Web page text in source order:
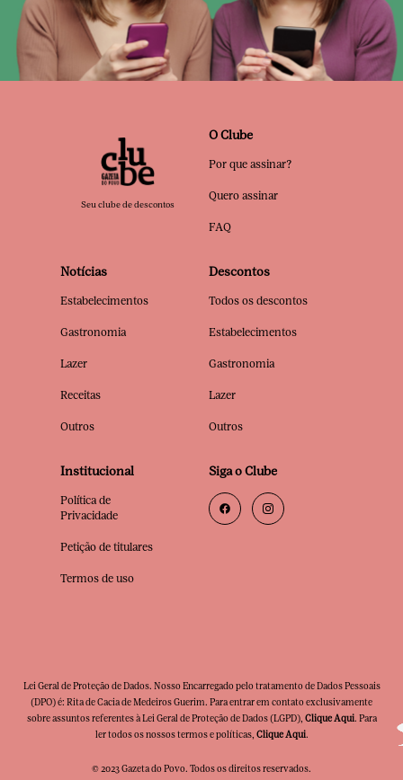
Clube Premia
Seu clube de descontos
O Clube
Por que assinar?
Quero assinar
FAQ
Notícias
Estabelecimentos
Gastronomia
Lazer
Receitas
Outros
Descontos
Todos os descontos
Estabelecimentos
Gastronomia
Lazer
Outros
Institucional
Política de
Privacidade
Petição de titulares
Termos de uso
Siga o Clube
Lei Geral de Proteção de Dados. Nosso Encarregado pelo tratamento de Dados Pessoais
(DPO) é: Rita de Cacia de Medeiros Guerim. Para entrar em contato exclusivamente
sobre assuntos referentes à Lei Geral de Proteção de Dados (LGPD), Clique Aqui. Para
ler todos os nossos termos e políticas, Clique Aqui.
© 2023 Gazeta do Povo. Todos os direitos reservados.